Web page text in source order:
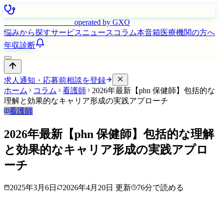
operated by GXO
悩みから探すサービスニュース コラム本音箱医療機関の方へ
年収診断
求人通知・応募前相談を登録
ホーム
コラム 看護師
2026年最新【phn 保健師】包括的な
理解と効果的なキャリア形成の実践アプローチ
看護師
2026年最新【phn 保健師】包括的な理解
と効果的なキャリア形成の実践アプロ
ーチ
2025年3月6日 2026年4月20日 更新 76分で読める